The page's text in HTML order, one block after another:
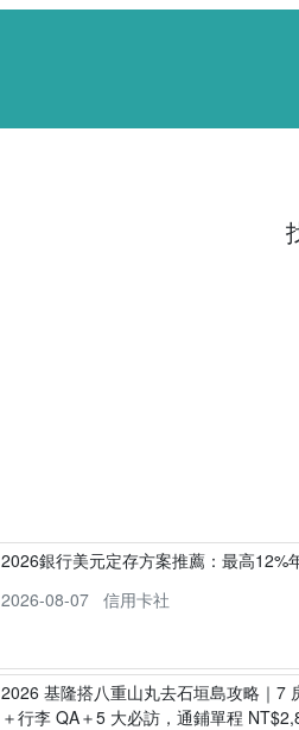
2026銀行美元定存方案推薦：最高12%
2026-08-07
信用卡社
2026 基隆搭八重山丸去石垣島攻略｜7
＋行李 QA＋5 大必訪，通鋪單程